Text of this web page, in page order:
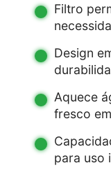
Filtro
Design
Aquece
fresco
para uso